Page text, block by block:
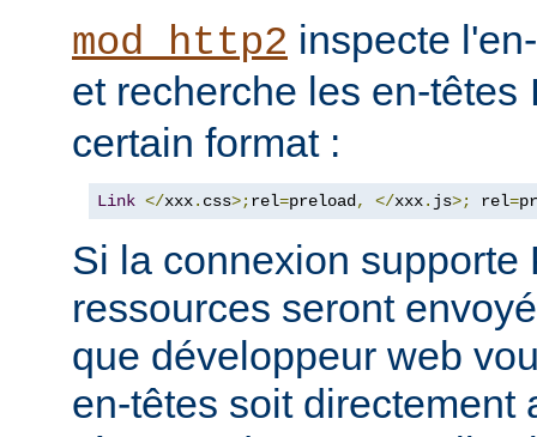
mod_http2 inspecte
et recherche les en-têtes
certain format :
Link </xxx. css>;rel=preload, </xxx. js>; rel=
Si la connexion supporte
ressources seront
que développeur web
en-têtes soit directement